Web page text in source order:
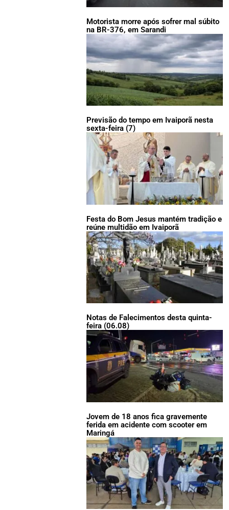
Motorista morre após sofrer mal súbito
na BR-376, em Sarandi
Previsão do tempo em Ivaiporã nesta
sexta-feira (7)
Festa do Bom Jesus mantém tradição e
reúne multidão em Ivaiporã
Notas de Falecimentos desta quinta-
feira (06.08)
Jovem de 18 anos fica gravemente
ferida em acidente com scooter em
Maringá